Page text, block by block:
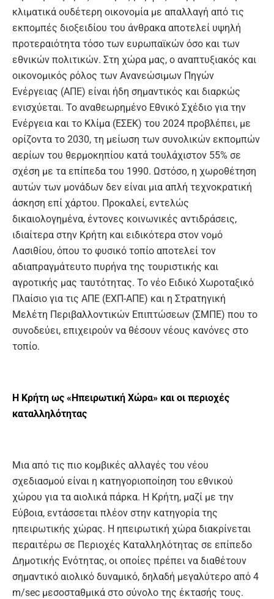
κλιματικά ουδέτερη οικονομία με απαλλαγή από τις
εκπομπές διοξειδίου του άνθρακα αποτελεί υψηλή
προτεραιότητα τόσο των ευρωπαϊκών όσο και των
εθνικών πολιτικών. Στη χώρα μας, ο αναπτυξιακός και
οικονομικός ρόλος των Ανανεώσιμων Πηγών
Ενέργειας (ΑΠΕ) είναι ήδη σημαντικός και διαρκώς
ενισχύεται. Το αναθεωρημένο Εθνικό Σχέδιο για την
Ενέργεια και το Κλίμα (ΕΣΕΚ) του 2024 προβλέπει, με
ορίζοντα το 2030, τη μείωση των συνολικών εκπομπών
αερίων του θερμοκηπίου κατά τουλάχιστον 55% σε
σχέση με τα επίπεδα του 1990. Ωστόσο, η χωροθέτηση
αυτών των μονάδων δεν είναι μια απλή τεχνοκρατική
άσκηση επί χάρτου. Προκαλεί, εντελώς
δικαιολογημένα, έντονες κοινωνικές αντιδράσεις,
ιδιαίτερα στην Κρήτη και ειδικότερα στον νομό
Λασιθίου, όπου το φυσικό τοπίο αποτελεί τον
αδιαπραγμάτευτο πυρήνα της τουριστικής και
αγροτικής μας ταυτότητας. Το νέο Ειδικό Χωροταξικό
Πλαίσιο για τις ΑΠΕ (ΕΧΠ-ΑΠΕ) και η Στρατηγική
Μελέτη Περιβαλλοντικών Επιπτώσεων (ΣΜΠΕ) που το
συνοδεύει, επιχειρούν να θέσουν νέους κανόνες στο
τοπίο.
Η Κρήτη ως «Ηπειρωτική Χώρα» και οι περιοχές
καταλληλότητας
Μια από τις πιο κομβικές αλλαγές του νέου
σχεδιασμού είναι η κατηγοριοποίηση του εθνικού
χώρου για τα αιολικά πάρκα. Η Κρήτη, μαζί με την
Εύβοια, εντάσσεται πλέον στην κατηγορία της
ηπειρωτικής χώρας. Η ηπειρωτική χώρα διακρίνεται
περαιτέρω σε Περιοχές Καταλληλότητας σε επίπεδο
Δημοτικής Ενότητας, οι οποίες πρέπει να διαθέτουν
σημαντικό αιολικό δυναμικό, δηλαδή μεγαλύτερο από 4
m/sec μεσοσταθμικά στο σύνολο της έκτασής τους.